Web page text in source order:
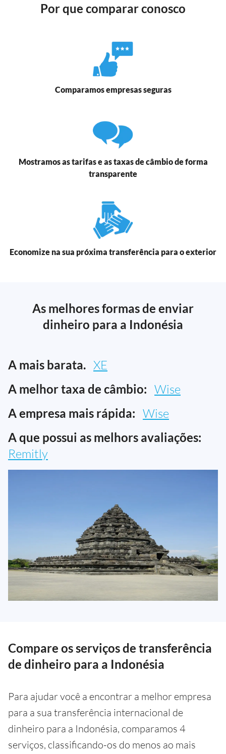
Por que comparar conosco
Comparamos empresas seguras
Mostramos as tarifas e as taxas de câmbio de forma
transparente
Economize na sua próxima transferência para o exterior
As melhores formas de enviar
dinheiro para a Indonésia
A mais barata. XE
A melhor taxa de câmbio: Wise
A empresa mais rápida: Wise
A que possui as melhors avaliações:
Remitly
Compare os serviços de transferência
de dinheiro para a Indonésia
Para ajudar você a encontrar a melhor empresa
para a sua transferência internacional de
dinheiro para a Indonésia, comparamos 4
serviços, classificando-os do menos ao mais